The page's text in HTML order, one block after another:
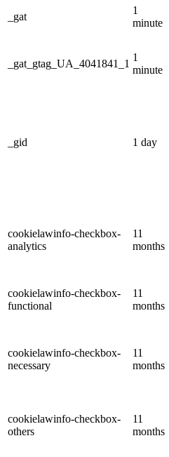
_gat
1
minute
_gat_gtag_UA_4041841_1
1
minute
_gid 1 day
cookielawinfo-checkbox-
analytics
11
months
cookielawinfo-checkbox-
functional
11
months
cookielawinfo-checkbox-
necessary
11
months
cookielawinfo-checkbox-
others
11
months